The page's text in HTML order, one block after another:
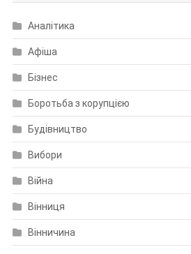
Аналітика
Афіша
Бізнес
Боротьба з корупцією
Будівництво
Вибори
Війна
Вінниця
Вінничина